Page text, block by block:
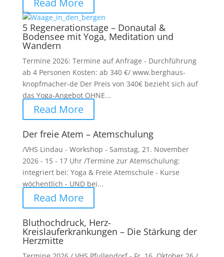
Read More
5 Regenerationstage – Donautal &
Bodensee mit Yoga, Meditation und
Wandern
Termine 2026: Termine auf Anfrage - Durchführung
ab 4 Personen Kosten: ab 340 €/ www.berghaus-
knopfmacher-de Der Preis von 340€ bezieht sich auf
das Yoga-Angebot OHNE...
Read More
Der freie Atem – Atemschulung
/VHS Lindau - Workshop - Samstag, 21. November
2026 - 15 - 17 Uhr /Termine zur Atemschulung:
integriert bei: Yoga & Freie Atemschule - Kurse
wöchentlich - UND bei...
Read More
Bluthochdruck, Herz-
Kreislauferkrankungen – Die Stärkung der
Herzmitte